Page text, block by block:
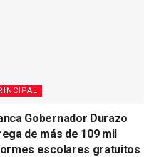
Gobernador Durazo
de más de 109 mil
escolares gratuitos